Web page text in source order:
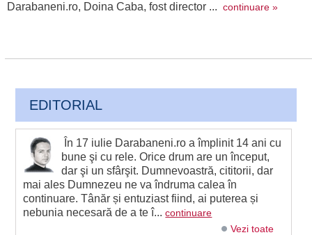
Darabaneni.ro, Doina Caba, fost director ... continuare »
EDITORIAL
În 17 iulie Darabaneni.ro a împlinit 14 ani cu
bune şi cu rele. Orice drum are un început,
dar şi un sfârşit. Dumnevoastră, cititorii, dar
mai ales Dumnezeu ne va îndruma calea în
continuare. Tânăr și entuziast fiind, ai puterea și
nebunia necesară de a te î...continuare
Vezi toate